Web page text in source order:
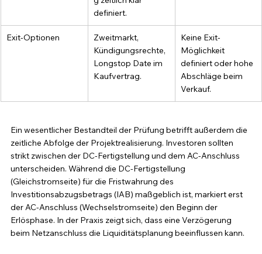
definiert.
Exit-Optionen
Zweitmarkt,
Kündigungsrechte,
Longstop Date im
Kaufvertrag.
Keine Exit-
Möglichkeit
definiert oder hohe
Abschläge beim
Verkauf.
Ein wesentlicher Bestandteil der Prüfung betrifft außerdem die
zeitliche Abfolge der Projektrealisierung. Investoren sollten
strikt zwischen der DC-Fertigstellung und dem AC-Anschluss
unterscheiden. Während die DC-Fertigstellung
(Gleichstromseite) für die Fristwahrung des
Investitionsabzugsbetrags (IAB) maßgeblich ist, markiert erst
der AC-Anschluss (Wechselstromseite) den Beginn der
Erlösphase. In der Praxis zeigt sich, dass eine Verzögerung
beim Netzanschluss die Liquiditätsplanung beeinflussen kann.